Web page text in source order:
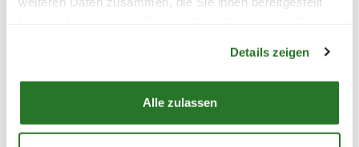
Details zeigen
Alle zulassen
nicht austrocknen.